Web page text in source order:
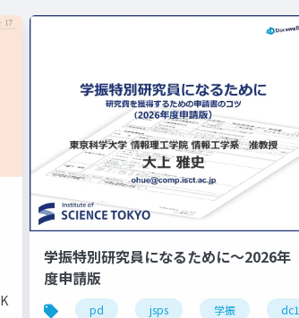
学振特別研究員になるために～2026年
度申請版
pd jsps 学振 dc1